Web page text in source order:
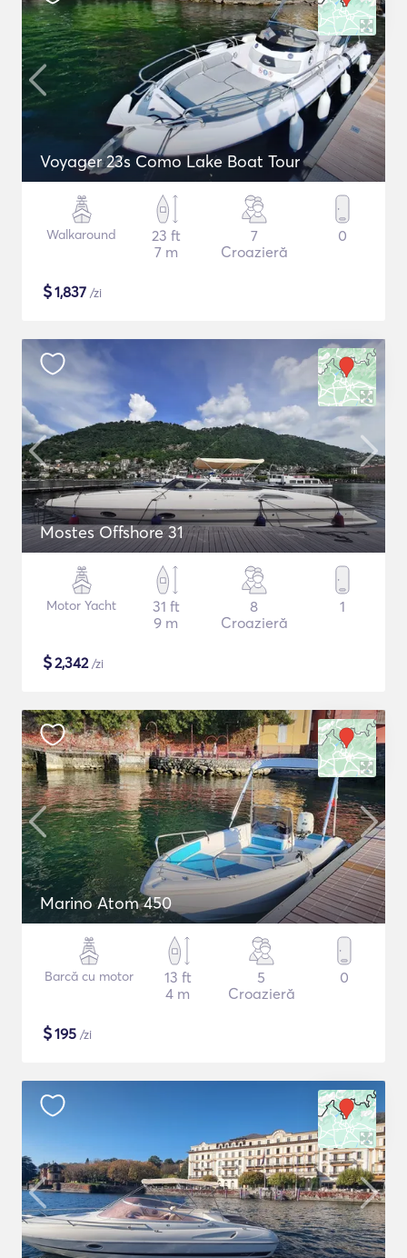
Voyager 23s Como Lake Boat Tour
Walkaround
23 ft
7 m
7
Croazieră
0
$1,837 /zi
Mostes Offshore 31
Motor Yacht
31 ft
9 m
8
Croazieră
1
$2,342/zi
Marino Atom 450
Barcă cu motor
13 ft
4 m
5
Croazieră
0
$195 /zi